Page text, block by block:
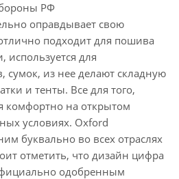
РФ
оправдывает свою
подходит для пошива
для
сумок, из нее делают складную
и тенты. Все для того,
комфортно на открытом
условиях. Oxford
буквально во всех отраслях
отметить, что дизайн цифра
одобренным